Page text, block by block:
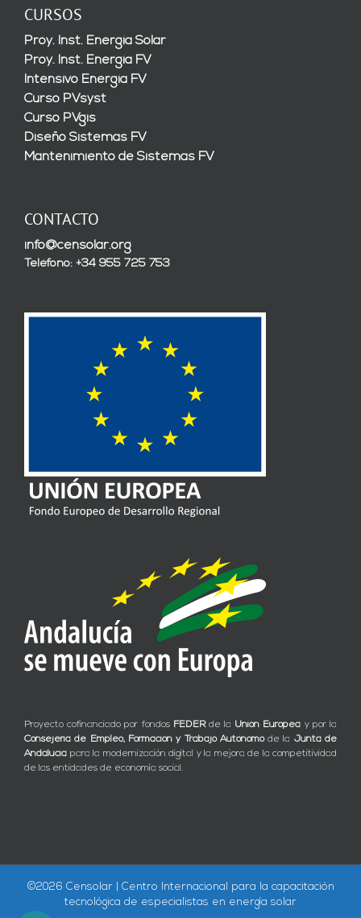
CURSOS
Proy. Inst. Energía Solar
Proy. Inst. Energía FV
Intensivo Energía FV
Curso PVsyst
Curso PVgis
Diseño Sistemas FV
Mantenimiento de Sistemas FV
CONTACTO
info@censolar.org
Teléfono: +34 955 725 753
Proyecto cofinanciado por fondos FEDERde la Unión Europea y por la
Consejería de Empleo, Formación y Trabajo Autónomode la Junta de
Andalucía para la modernización digital y la mejora de la competitividad
de las entidades de economía social.
©2026 Censolar | Centro Internacional para la capacitación
tecnológica de especialistas en energía solar